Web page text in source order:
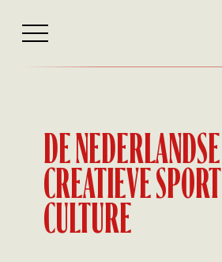
DE NEDERLANDSE
CREATIEVE SPORT
CULTURE